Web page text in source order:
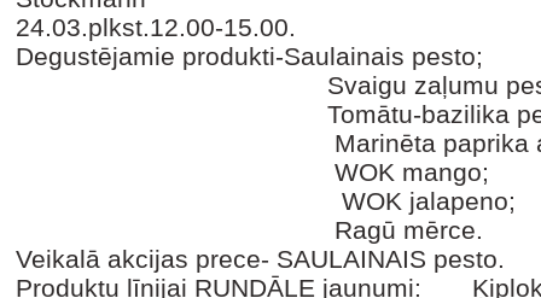
24.03.plkst.12.00-15.00.
Degustējamie produkti-Saulainais pesto;
Svaigu zaļumu
Tomātu-bazilika
Marinēta paprika ar
WOK mango;
WOK jalapeno;
Ragū mērce.
Veikalā akcijas prece- SAULAINAIS pesto.
Produktu līnijai RUNDĀLE jaunumi: